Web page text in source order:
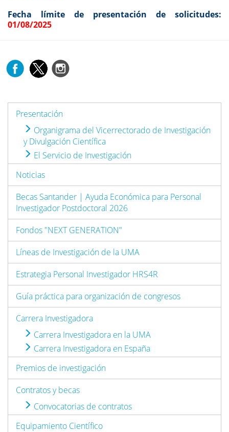
Fecha límite de presentación de solicitudes:
01/08/2025
Presentación
Organigrama del Vicerrectorado de Investigación
y Divulgación Científica
El Servicio de Investigación
Noticias
Becas Santander | Ayuda Económica para Personal
Investigador Postdoctoral 2026
Fondos "NEXT GENERATION"
Líneas de Investigación de la UMA
Estrategia Personal Investigador HRS4R
Guía práctica para organización de congresos
Carrera Investigadora
Carrera Investigadora en la UMA
Carrera Investigadora en España
Premios de investigación
Contratos y becas
Convocatorias de contratos
Equipamiento Científico